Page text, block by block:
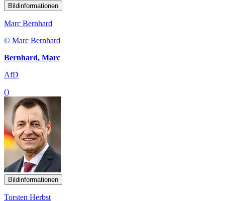
Bildinformationen
Marc Bernhard
© Marc Bernhard
Bernhard, Marc
AfD
()
Bildinformationen
Torsten Herbst